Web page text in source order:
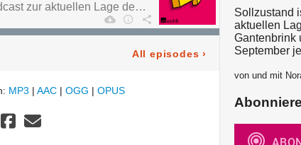
Sollzustand. Der neue Podcast zur aktuellen Lage der Zukunft.
All episodes ›
MP3 | AAC | OGG | OPUS
Sollzustand
aktuellen
Gantenbrink
September
von und mit